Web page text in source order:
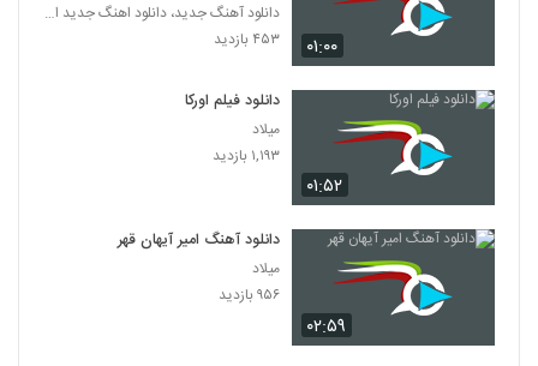
۰۱:۰۰
دانلود آهنگ جدید، دانلود اهنگ جدید ایرانی
۴۵۳ بازدید
۰۱:۵۲
دانلود فیلم اورکا
میلاد
۱,۱۹۳ بازدید
۰۲:۵۹
دانلود آهنگ امیر آیهان قهر
میلاد
۹۵۶ بازدید